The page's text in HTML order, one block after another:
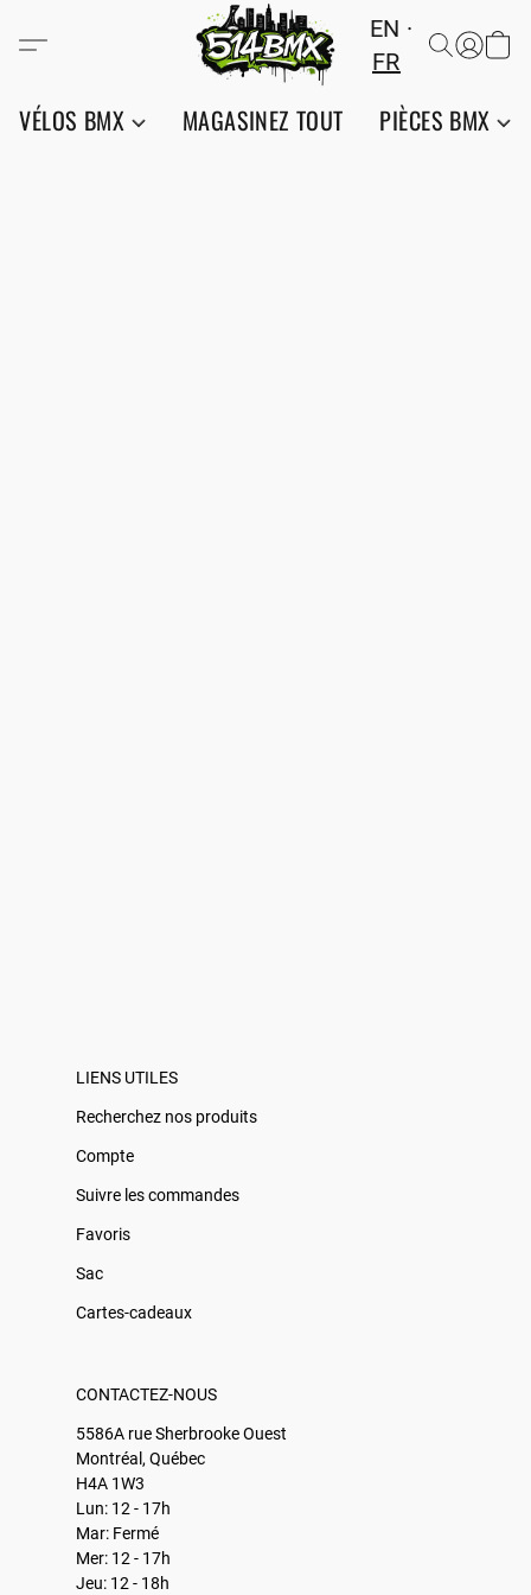
EN
FR
VÉLOS BMX MAGASINEZ TOUT PIÈCES BMX
LIENS UTILES
Recherchez nos produits
Compte
Suivre les commandes
Favoris
Sac
Cartes-cadeaux
CONTACTEZ-NOUS
5586A rue Sherbrooke Ouest
Montréal, Québec
H4A 1W3
Lun: 12 - 17h
Mar: Fermé
Mer: 12 - 17h
Jeu: 12 - 18h